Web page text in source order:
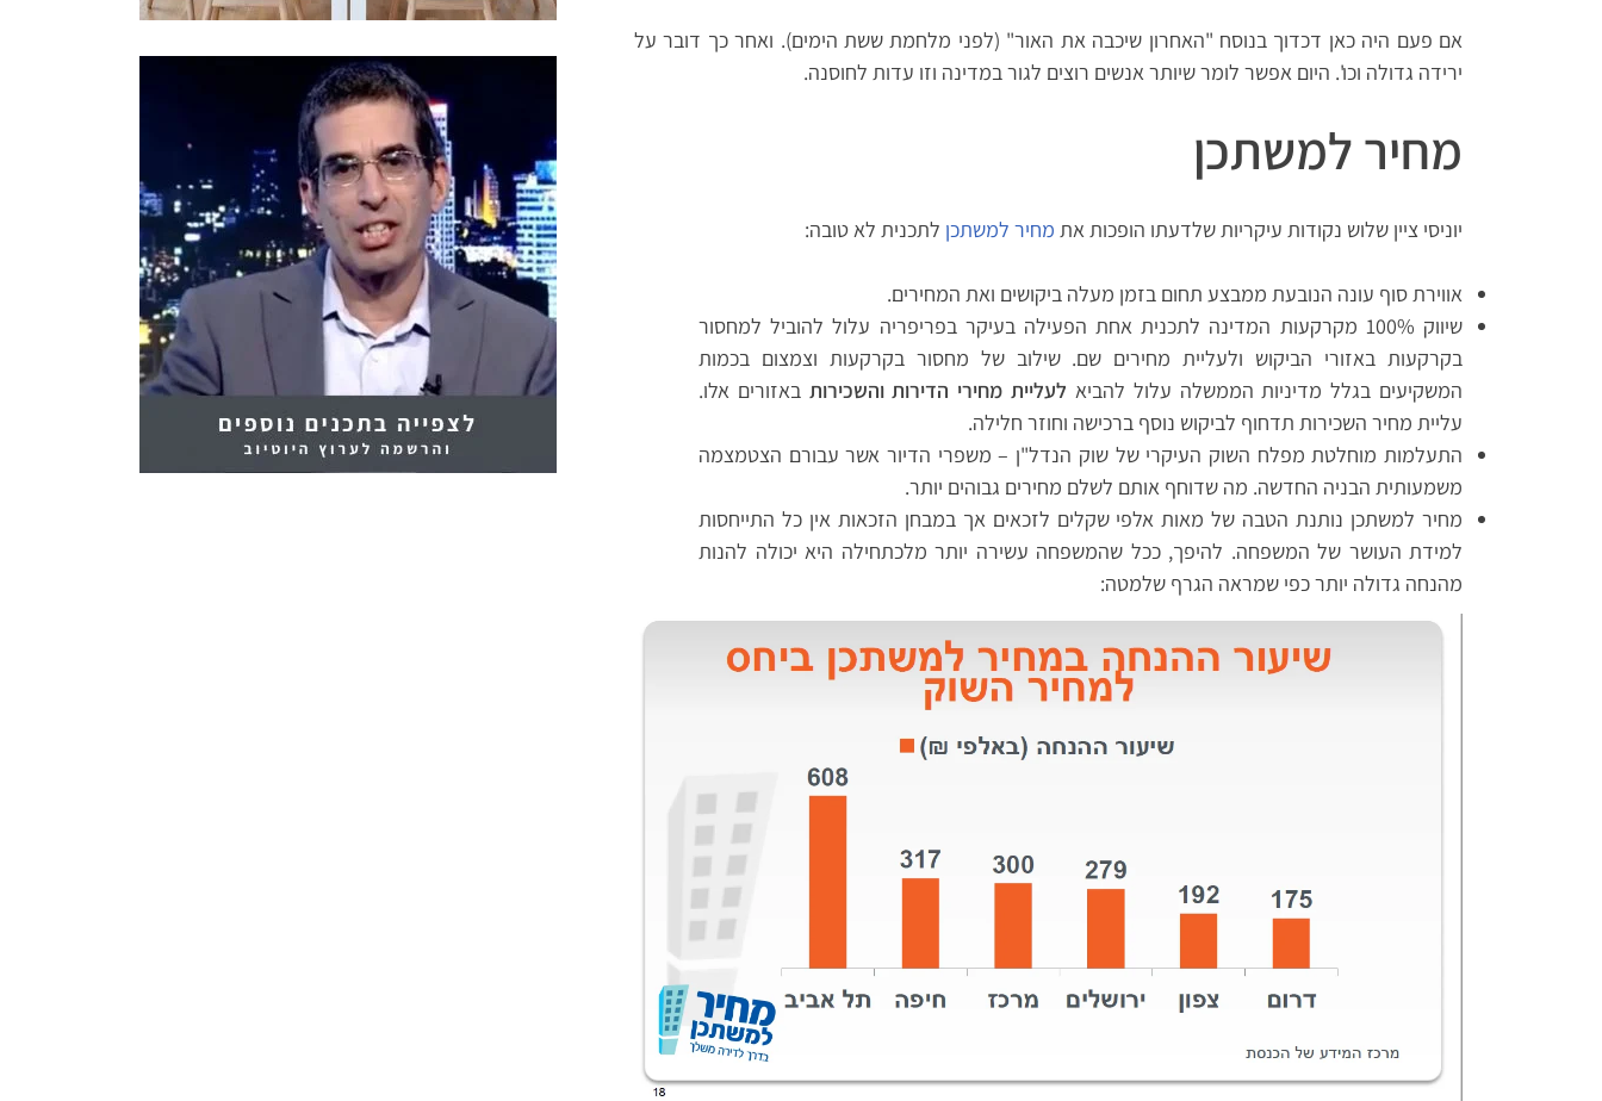
אם פעם היה כאן דכדוך בנוסח "האחרון שיכבה את האור" (לפני מלחמת ששת הימים). ואחר כך דובר על
ירידה גדולה וכו'. היום אפשר לומר שיותר אנשים רוצים לגור במדינה וזו עדות לחוסנה.
מחיר למשתכן
יוניסי ציין שלוש נקודות עיקריות שלדעתו הופכות את מחיר למשתכן לתכנית לא טובה:
אווירת סוף עונה הנובעת ממבצע תחום בזמן מעלה ביקושים ואת המחירים.
שיווק 100% מקרקעות המדינה לתכנית אחת הפעילה בעיקר בפריפריה עלול להוביל למחסור
בקרקעות באזורי הביקוש ולעליית מחירים שם. שילוב של מחסור בקרקעות וצמצום בכמות
המשקיעים בגלל מדיניות הממשלה עלול להביא לעליית מחירי הדירות והשכירותבאזורים אלו.
עליית מחיר השכירות תדחוף לביקוש נוסף ברכישה וחוזר חלילה.
התעלמות מוחלטת מפלח השוק העיקרי של שוק הנדל"ן – משפרי הדיור אשר עבורם הצטמצמה
משמעותית הבניה החדשה. מה שדוחף אותם לשלם מחירים גבוהים יותר.
מחיר למשתכן נותנת הטבה של מאות אלפי שקלים לזכאים אך במבחן הזכאות אין כל התייחסות
למידת העושר של המשפחה. להיפך, ככל שהמשפחה עשירה יותר מלכתחילה היא יכולה להנות
מהנחה גדולה יותר כפי שמראה הגרף שלמטה: